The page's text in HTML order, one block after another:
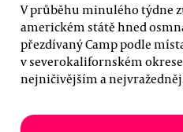
V průběhu minulého týdne
americkém státě hned
přezdívaný Camp podle
v severokalifornském
nejničivějším a